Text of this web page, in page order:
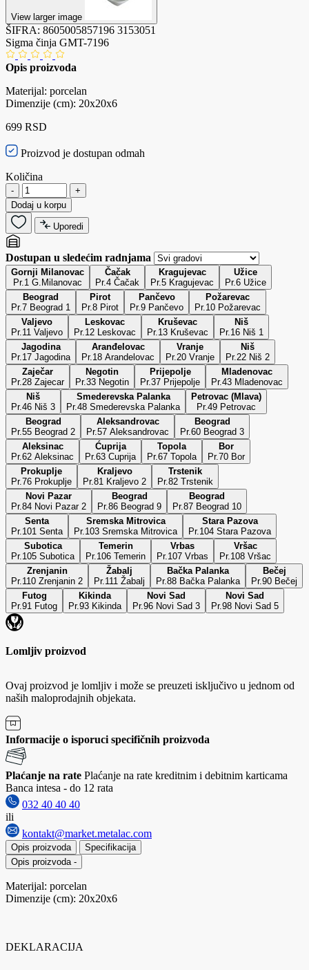
View larger image
ŠIFRA: 8605005857196 3153051
Sigma činja GMT-7196
Opis proizvoda
Materijal: porcelan
Dimenzije (cm): 20x20x6
699 RSD
Proizvod je dostupan odmah
Količina
-
+
Dodaj u korpu
Uporedi
Dostupan u sledećim radnjama
Gornji Milanovac
Pr.1 G.Milanovac
Čačak
Pr.4 Čačak
Kragujevac
Pr.5 Kragujevac
Užice
Pr.6 Užice
Beograd
Pr.7 Beograd 1
Pirot
Pr.8 Pirot
Pančevo
Pr.9 Pančevo
Požarevac
Pr.10 Požarevac
Valjevo
Pr.11 Valjevo
Leskovac
Pr.12 Leskovac
Kruševac
Pr.13 Kruševac
Niš
Pr.16 Niš 1
Jagodina
Pr.17 Jagodina
Aranđelovac
Pr.18 Arandelovac
Vranje
Pr.20 Vranje
Niš
Pr.22 Niš 2
Zaječar
Pr.28 Zajecar
Negotin
Pr.33 Negotin
Prijepolje
Pr.37 Prijepolje
Mladenovac
Pr.43 Mladenovac
Niš
Pr.46 Niš 3
Smederevska Palanka
Pr.48 Smederevska Palanka
Petrovac (Mlava)
Pr.49 Petrovac
Beograd
Pr.55 Beograd 2
Aleksandrovac
Pr.57 Aleksandrovac
Beograd
Pr.60 Beograd 3
Aleksinac
Pr.62 Aleksinac
Ćuprija
Pr.63 Cuprija
Topola
Pr.67 Topola
Bor
Pr.70 Bor
Prokuplje
Pr.76 Prokuplje
Kraljevo
Pr.81 Kraljevo 2
Trstenik
Pr.82 Trstenik
Novi Pazar
Pr.84 Novi Pazar 2
Beograd
Pr.86 Beograd 9
Beograd
Pr.87 Beograd 10
Senta
Pr.101 Senta
Sremska Mitrovica
Pr.103 Sremska Mitrovica
Stara Pazova
Pr.104 Stara Pazova
Subotica
Pr.105 Subotica
Temerin
Pr.106 Temerin
Vrbas
Pr.107 Vrbas
Vršac
Pr.108 Vršac
Zrenjanin
Pr.110 Zrenjanin 2
Žabalj
Pr.111 Žabalj
Bačka Palanka
Pr.88 Bačka Palanka
Bečej
Pr.90 Bečej
Futog
Pr.91 Futog
Kikinda
Pr.93 Kikinda
Novi Sad
Pr.96 Novi Sad 3
Novi Sad
Pr.98 Novi Sad 5
Lomljiv proizvod
Ovaj proizvod je lomljiv i može se preuzeti isključivo u jednom od
naših maloprodajnih objekata.
Informacije o isporuci specifičnih proizvoda
Plaćanje na rate Plaćanje na rate kreditnim i debitnim karticama
Banca intesa - do 12 rata
032 40 40 40
ili
kontakt@market.metalac.com
Opis proizvoda
Specifikacija
Opis proizvoda -
Materijal: porcelan
Dimenzije (cm): 20x20x6
DEKLARACIJA